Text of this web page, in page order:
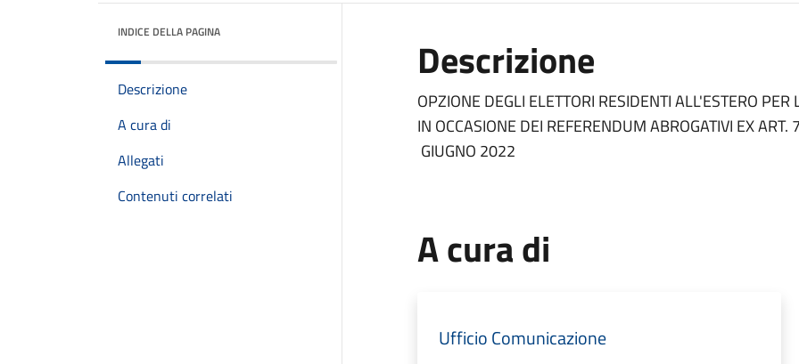
INDICE DELLA PAGINA
Descrizione
A cura di
Allegati
Contenuti correlati
Descrizione
OPZIONE DEGLI ELETTORI RESIDENTI ALL'ESTERO
IN OCCASIONE DEI REFERENDUM ABROGATIVI EX
GIUGNO 2022
A cura di
Ufficio Comunicazione